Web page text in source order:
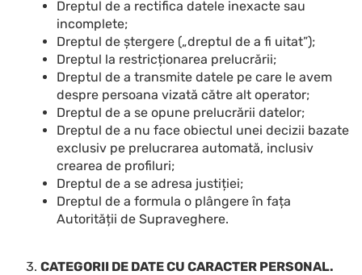
Dreptul de a rectifica datele inexacte sau
incomplete;
Dreptul de ștergere („dreptul de a fi uitat”);
Dreptul la restricționarea prelucrării;
Dreptul de a transmite datele pe care le avem
despre persoana vizată către alt operator;
Dreptul de a se opune prelucrării datelor;
Dreptul de a nu face obiectul unei decizii bazate
exclusiv pe prelucrarea automată, inclusiv
crearea de profiluri;
Dreptul de a se adresa justiției;
Dreptul de a formula o plângere în fața
Autorității de Supraveghere.
CATEGORII DE DATE CU CARACTER PERSONAL.